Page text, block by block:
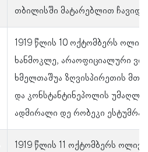
თბილისში მატარებლით ჩავიდა.
1919 წლის 10 ოქტომბერს
ხანმოკლე, არაოფიციალური
ხმელთაშუა ზღვისპირეთის
და კონსტანტინეპოლის
ადმირალი დე რობეკი ესტუმრა.
1919 წლის 11 ოქტომბერს